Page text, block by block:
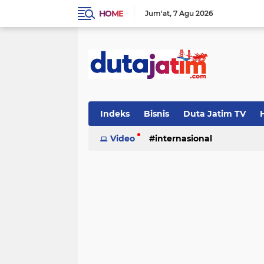
HOME Jum'at 7 Agu 2026
Indeks Bisnis Duta Jatim TV
Video internasional